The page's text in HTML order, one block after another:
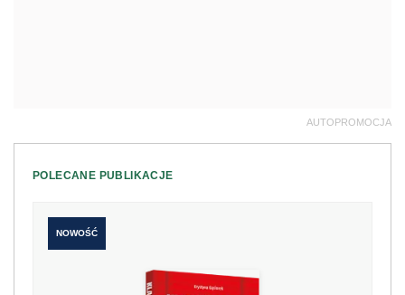
AUTOPROMOCJA
POLECANE PUBLIKACJE
NOWOŚĆ